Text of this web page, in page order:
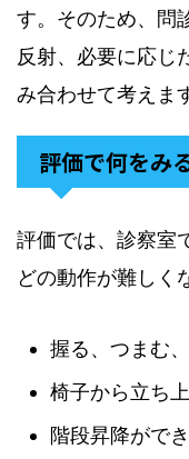
す。そのため、問
反射、必要に応じ
み合わせて考えま
評価で何をみ
評価では、診察室
どの動作が難しく
握る、つまむ
椅子から立ち
階段昇降がで